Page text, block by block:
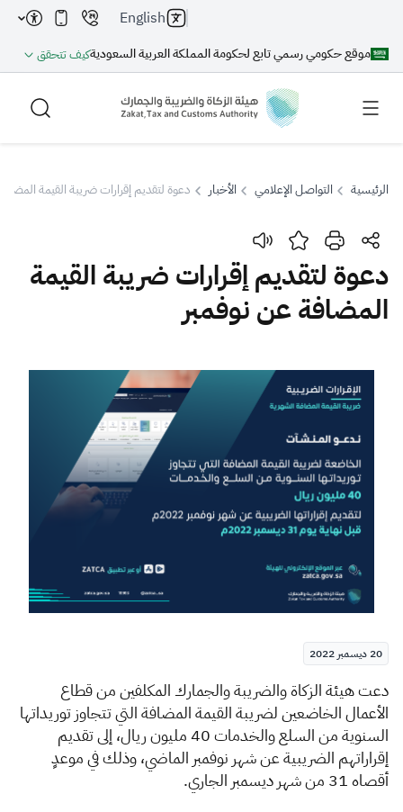
موقع حكومي رسمي تابع لحكومة المملكة العربية السعوديةكيف تتحقق
English
بحث
بحث بحث AI
اقتراحات
الزكاة الجمارك
ضريبة القيمة المضافة
الإقرار الضريبي
التصرفات العقارية
الرئيسية التواصل الإعلامي الأخبار دعوة لتقديم إقرارات ضريبة القيمة
دعوة لتقديم إقرارات ضريبة القيمة
المضافة عن نوفمبر
20 ديسمبر 2022
​دعت هيئة الزكاة والضريبة والجمارك المكلفين من قطاع
الأعمال الخاضعين لضريبة القيمة المضافة التي تتجاوز توريداتها
السنوية من السلع والخدمات 40 مليون ريال، إلى تقديم
إقراراتهم الضريبية عن شهر نوفمبر الماضي، وذلك في موعدٍ
أقصاه 31 من شهر ديسمبر الجاري
.